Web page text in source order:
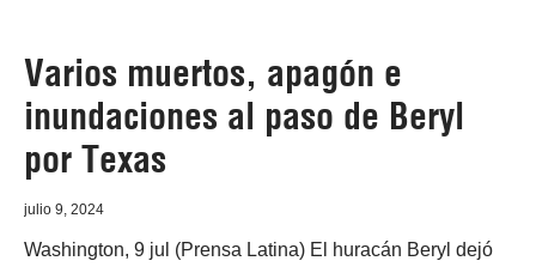
Varios muertos, apagón e
inundaciones al paso de Beryl
por Texas
julio 9, 2024
Washington, 9 jul (Prensa Latina) El huracán Beryl dejó